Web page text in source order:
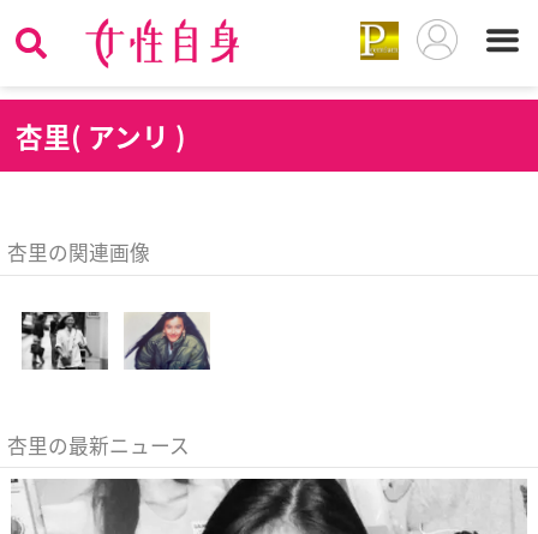
杏里( アンリ )
杏里の関連画像
杏里の最新ニュース